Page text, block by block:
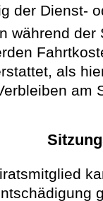
der Dienst-
während
als
am